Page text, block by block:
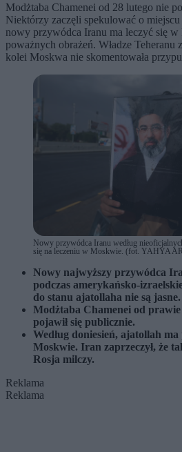
Modżtaba Chamenei od 28 lutego nie
Niektórzy zaczęli spekulować o
nowy przywódca Iranu ma leczyć się w
poważnych obrażeń. Władze Teheranu
kolei Moskwa nie skomentowała
Nowy przywódca Iranu według
się na leczeniu w Moskwie. (fot. YAHYA
Nowy najwyższy przywódca
podczas amerykańsko-
do stanu ajatollaha nie są jasne.
Modżtaba Chamenei od
pojawił się publicznie.
Według doniesień, ajatollah
Moskwie. Iran zaprzeczył, że
Rosja milczy.
Reklama
Reklama